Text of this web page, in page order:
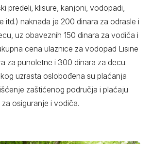
predeli, klisure, kanjoni, vodopadi,
itd.) naknada je 200 dinara za odrasle i
uz obaveznih 150 dinara za vodiča i
cena ulaznice za vodopad Lisine
za punoletne i 300 dinara za decu.
uzrasta oslobođena su plaćanja
zaštićenog područja i plaćaju
osiguranje i vodiča.